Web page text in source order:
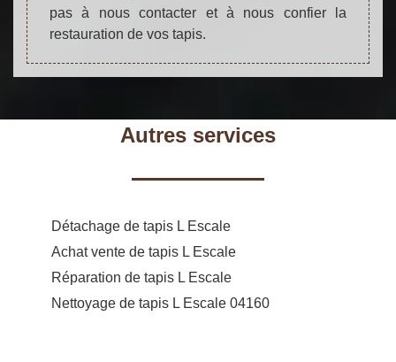
pas à nous contacter et à nous confier la
restauration de vos tapis.
Autres services
Détachage de tapis L Escale
Achat vente de tapis L Escale
Réparation de tapis L Escale
Nettoyage de tapis L Escale 04160